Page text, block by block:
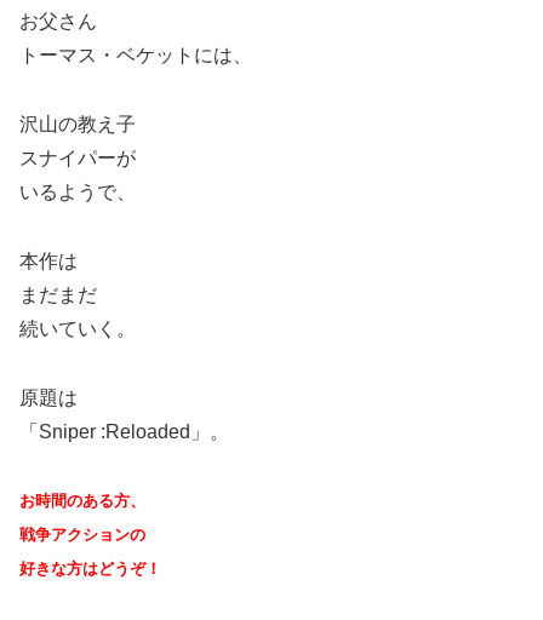
お父さん
トーマス・ベケットには、
沢山の教え子
スナイパーが
いるようで、
本作は
まだまだ
続いていく。
原題は
「Sniper :Reloaded」。
お時間のある方、
戦争アクションの
好きな方はどうぞ！